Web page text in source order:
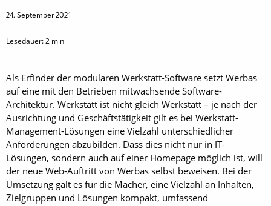
24. September 2021
Lesedauer:2 min
Als Erfinder der modularen Werkstatt-Software setzt Werbas
auf eine mit den Betrieben mitwachsende Software-
Architektur. Werkstatt ist nicht gleich Werkstatt – je nach der
Ausrichtung und Geschäftstätigkeit gilt es bei Werkstatt-
Management-Lösungen eine Vielzahl unterschiedlicher
Anforderungen abzubilden. Dass dies nicht nur in IT-
Lösungen, sondern auch auf einer Homepage möglich ist, will
der neue Web-Auftritt von Werbas selbst beweisen. Bei der
Umsetzung galt es für die Macher, eine Vielzahl an Inhalten,
Zielgruppen und Lösungen kompakt, umfassend